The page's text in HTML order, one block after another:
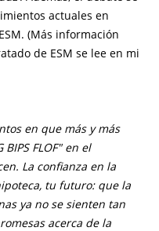
actuales en
(Más información
de ESM se lee en mi
en que más y más
FLOF" en el
La confianza en la
tu futuro: que la
ya no se sienten tan
acerca de la